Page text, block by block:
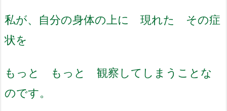
私が、自分の身体の上に 現れた その症
状を
もっと もっと 観察してしまうことな
のです。